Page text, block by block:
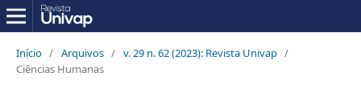
Início / Arquivos / v. 29 n. 62 (2023): Revista Univap /
Ciências Humanas